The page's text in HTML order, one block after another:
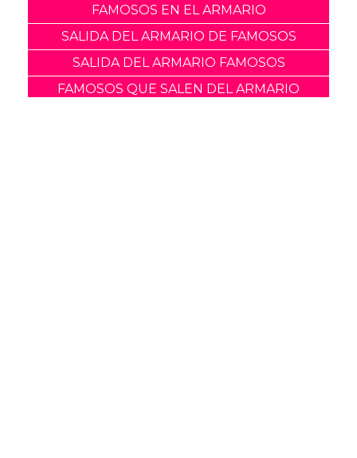
FAMOSOS EN EL ARMARIO
SALIDA DEL ARMARIO DE FAMOSOS
SALIDA DEL ARMARIO FAMOSOS
FAMOSOS QUE SALEN DEL ARMARIO